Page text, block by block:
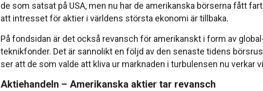
de som satsat på USA, men nu har de amerikanska börserna fått
att intresset för aktier i världens största ekonomi är tillbaka.
På fondsidan är det också revansch för amerikanskt i form av
teknikfonder. Det är sannolikt en följd av den senaste tidens
ser att de som valde att kliva ur marknaden i turbulensen nu verkar
Aktiehandeln – Amerikanska aktier tar revansch